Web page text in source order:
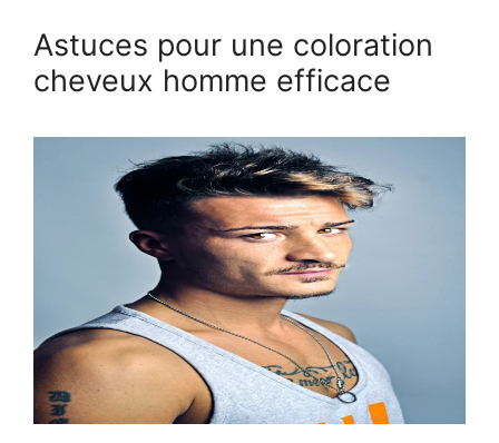
Astuces pour une coloration
cheveux homme efficace